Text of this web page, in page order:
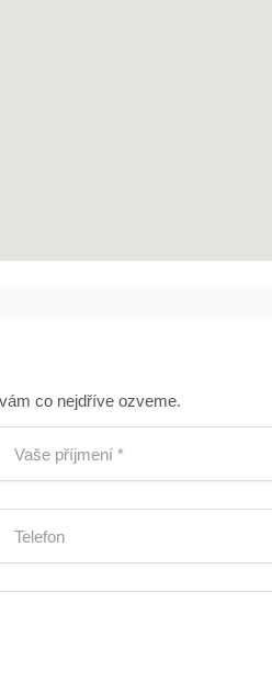
co nejdříve ozveme.